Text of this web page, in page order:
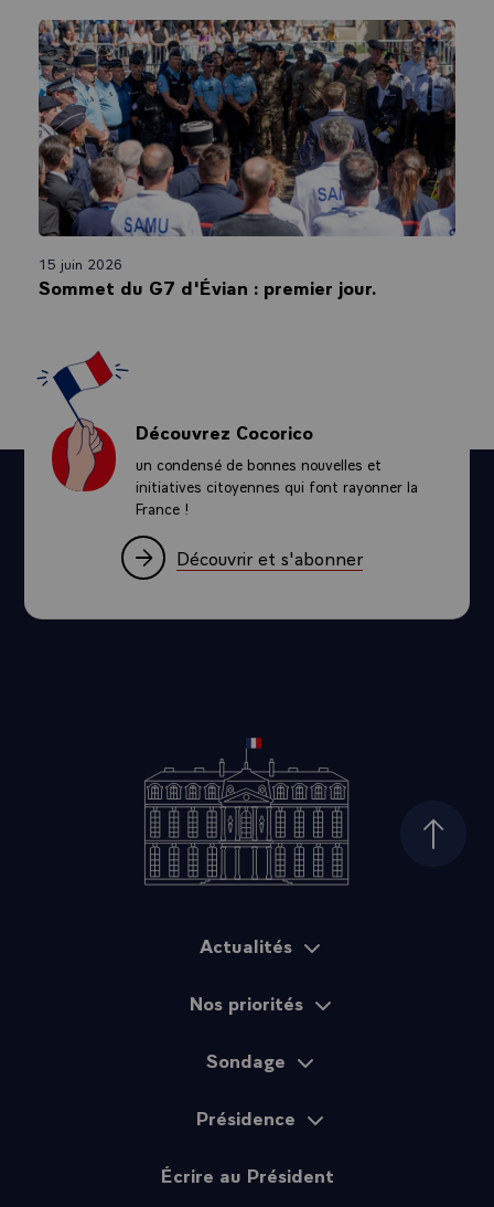
15 juin 2026
Sommet du G7 d'Évian : premier jour.
Découvrez Cocorico
un condensé de bonnes nouvelles et
initiatives citoyennes qui font rayonner la
France !
Découvrir et s'abonner
Haut
Actualités
Nos priorités
Sondage
Présidence
Écrire au Président